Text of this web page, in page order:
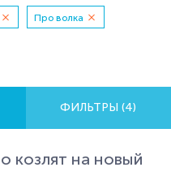
Про волка
ФИЛЬТРЫ (4)
козлят на новый